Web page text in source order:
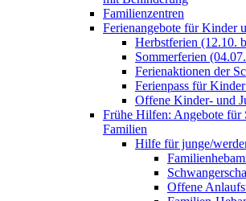
Familienzentren
Ferienangebote für Kinder
Herbstferien (12.10.
Sommerferien
Ferienaktionen der
Ferienpass für
Offene Kinder- und
Frühe Hilfen: Angebote für
Familien
Hilfe für junge/
Offene